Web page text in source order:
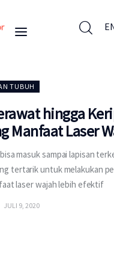
TUBUH
hingga
Manfaat Laser
masuk sampai lapisan
tertarik untuk melakukan
laser wajah lebih efektif
JULI 9, 2020